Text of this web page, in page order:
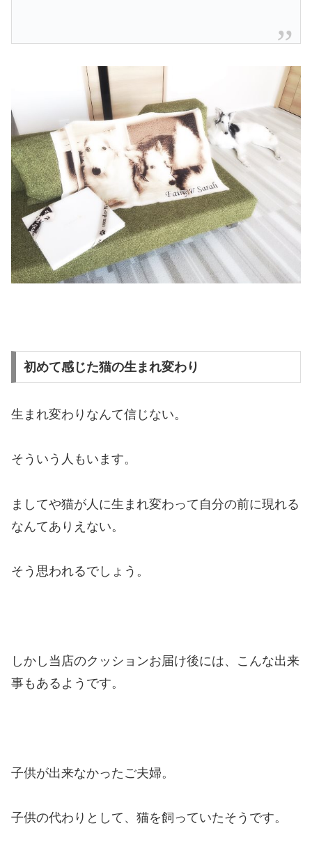
初めて感じた猫の生まれ変わり
生まれ変わりなんて信じない。
そういう人もいます。
ましてや猫が人に生まれ変わって自分の前に現れる
なんてありえない。
そう思われるでしょう。
しかし当店のクッションお届け後には、こんな出来
事もあるようです。
子供が出来なかったご夫婦。
子供の代わりとして、猫を飼っていたそうです。